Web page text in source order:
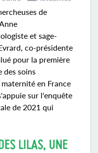
de
et sage-
co-présidente
pour la première
des soins
en France
sur l'enquête
de 2021 qui
LILAS, UNE